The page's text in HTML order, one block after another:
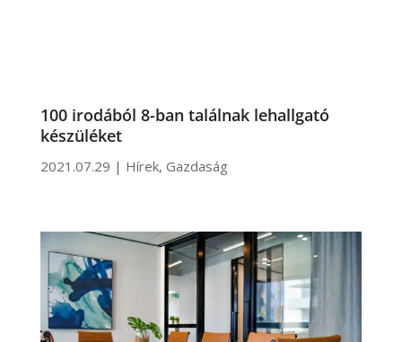
100 irodából 8-ban találnak lehallgató
készüléket
2021.07.29 | Hírek, Gazdaság